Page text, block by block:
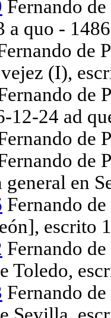
Fernando
a quo -
de
(I),
de
12-24 ad
de
de
general en
Fernando
escrito
Fernando
Toledo,
Fernando